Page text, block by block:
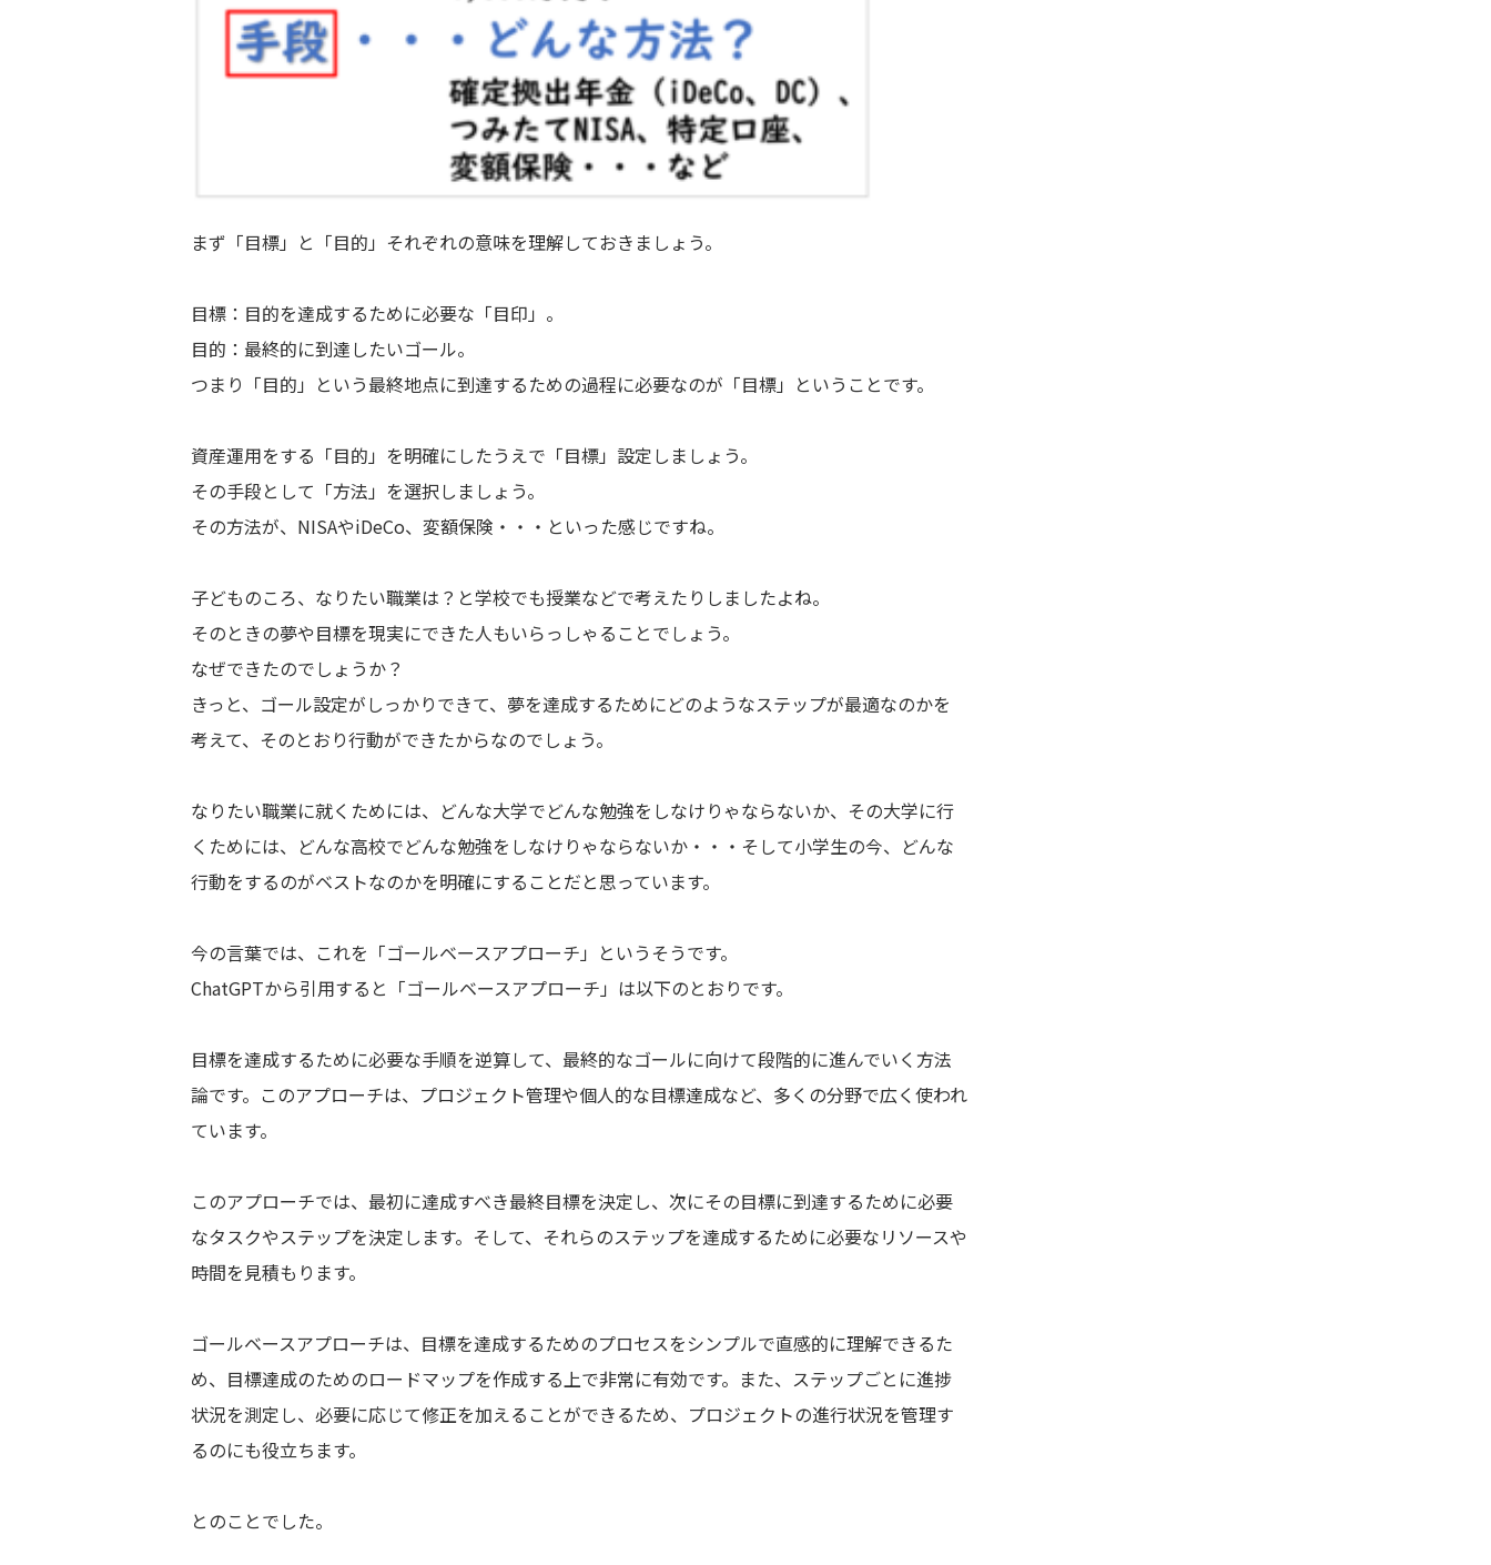
まず「目標」と「目的」それぞれの意味を理解しておきましょう。
目標：目的を達成するために必要な「目印」。
目的：最終的に到達したいゴール。
つまり「目的」という最終地点に到達するための過程に必要なのが「目標」ということです。
資産運用をする「目的」を明確にしたうえで「目標」設定しましょう。
その手段として「方法」を選択しましょう。
その方法が、NISAやiDeCo、変額保険・・・といった感じですね。
子どものころ、なりたい職業は？と学校でも授業などで考えたりしましたよね。
そのときの夢や目標を現実にできた人もいらっしゃることでしょう。
なぜできたのでしょうか？
きっと、ゴール設定がしっかりできて、夢を達成するためにどのようなステップが最適なのかを
考えて、そのとおり行動ができたからなのでしょう。
なりたい職業に就くためには、どんな大学でどんな勉強をしなけりゃならないか、その大学に行
くためには、どんな高校でどんな勉強をしなけりゃならないか・・・そして小学生の今、どんな
行動をするのがベストなのかを明確にすることだと思っています。
今の言葉では、これを「ゴールベースアプローチ」というそうです。
ChatGPTから引用すると「ゴールベースアプローチ」は以下のとおりです。
目標を達成するために必要な手順を逆算して、最終的なゴールに向けて段階的に進んでいく方法
論です。このアプローチは、プロジェクト管理や個人的な目標達成など、多くの分野で広く使われ
ています。
このアプローチでは、最初に達成すべき最終目標を決定し、次にその目標に到達するために必要
なタスクやステップを決定します。そして、それらのステップを達成するために必要なリソースや
時間を見積もります。
ゴールベースアプローチは、目標を達成するためのプロセスをシンプルで直感的に理解できるた
め、目標達成のためのロードマップを作成する上で非常に有効です。また、ステップごとに進捗
状況を測定し、必要に応じて修正を加えることができるため、プロジェクトの進行状況を管理す
るのにも役立ちます。
とのことでした。